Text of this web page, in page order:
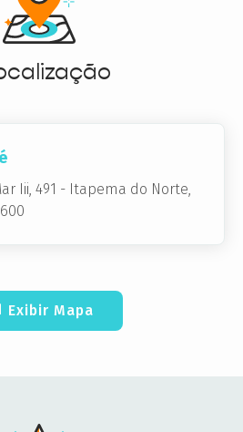
Iii, 491 - Itapema do Norte,
Exibir Mapa